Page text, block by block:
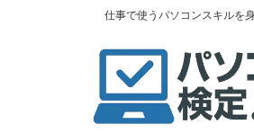
仕事で使うパソコンスキルを